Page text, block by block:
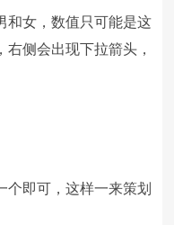
和女，数值只可能是这
侧会出现下拉箭头，
个即可，这样一来策划